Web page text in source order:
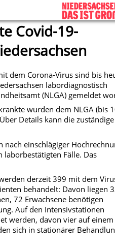
Covid-19-
dem Corona-Virus sind bis
labordiagnostisch
(NLGA) gemeldet
wurden dem NLGA (bis
Details kann die zuständige
nach einschlägiger
laborbestätigten Fälle. Das
derzeit 399 mit dem
behandelt: Davon liegen
72 Erwachsene benötigen
Auf den Intensivstationen
werden, davon vier auf einem
sich in stationärer